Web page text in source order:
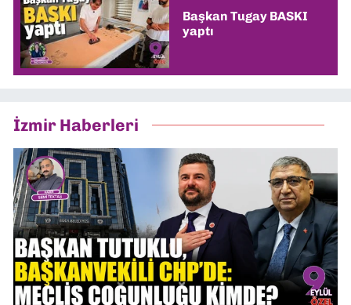
Başkan Tugay BASKI
yaptı
İzmir Haberleri